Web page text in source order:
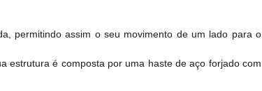
permitindo assim o seu movimento de um lado para o
estrutura é composta por uma haste de aço forjado com